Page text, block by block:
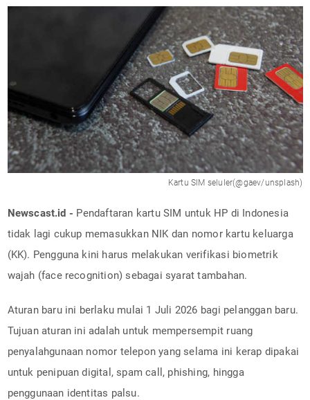
Kartu SIM seluler(@gaev/unsplash)
Newscast.id - Pendaftaran kartu SIM untuk HP di Indonesia
tidak lagi cukup memasukkan NIK dan nomor kartu keluarga
(KK). Pengguna kini harus melakukan verifikasi biometrik
wajah (face recognition) sebagai syarat tambahan.
Aturan baru ini berlaku mulai 1 Juli 2026 bagi pelanggan baru.
Tujuan aturan ini adalah untuk mempersempit ruang
penyalahgunaan nomor telepon yang selama ini kerap dipakai
untuk penipuan digital, spam call, phishing, hingga
penggunaan identitas palsu.